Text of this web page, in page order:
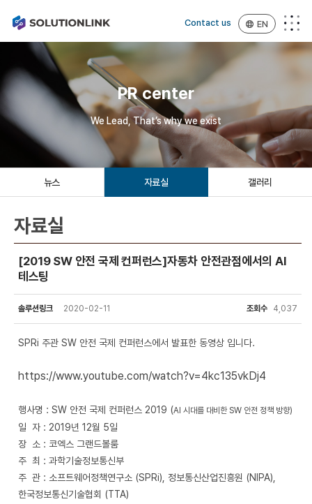
Contact us EN
PR center
We Lead, That’s why we exist
뉴스 자료실 갤러리
자료실
[2019 SW 안전 국제 컨퍼런스]자동차 안전관점에서의 AI
테스팅
솔루션링크 2020-02-11 조회수 4,037
SPRi 주관 SW 안전 국제 컨퍼런스에서 발표한 동영상 입니다.
https://www.youtube.com/watch?v=4kc135vkDj4
행사명 : SW 안전 국제 컨퍼런스 2019 (AI 시대를 대비한 SW 안전 정책 방향)
일 자 : 2019년 12월 5일
장 소 : 코엑스 그랜드볼룸
주 최 : 과학기술정보통신부
주 관 : 소프트웨어정책연구소 (SPRi), 정보통신산업진흥원 (NIPA),
한국정보통신기술협회 (TTA)